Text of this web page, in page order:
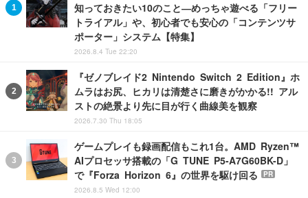
知っておきたい10のこと―めっちゃ遊べる「フリー
トライアル」や、初心者でも安心の「コンテンツサ
ポーター」システム【特集】
2026.8.4 Tue 22:20
『ゼノブレイド2 Nintendo Switch 2 Edition』ホ
ムラはお尻、ヒカリは清楚さに磨きがかかる!! アル
ストの絶景より先に目が行く曲線美を観察
2026.7.30 Thu 18:05
ゲームプレイも録画配信もこれ1台。AMD Ryzen™
AIプロセッサ搭載の「G TUNE P5-A7G60BK-D」
で『Forza Horizon 6』の世界を駆け回る
PR
2026.8.5 Wed 12:00